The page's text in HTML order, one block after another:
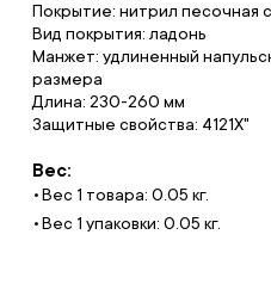
Покрытие: нитрил песочная
Вид покрытия: ладонь
Манжет: удлиненный
размера
Длина: 230-260 мм
Защитные свойства: 4121X"
Вес:
Вес 1 товара: 0.05 кг.
Вес 1 упаковки: 0.05 кг.